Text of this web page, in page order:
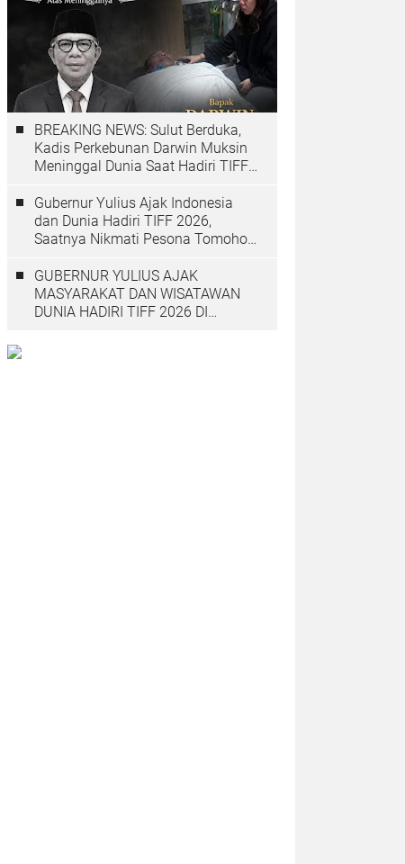
BREAKING NEWS: Sulut Berduka,
Kadis Perkebunan Darwin Muksin
Meninggal Dunia Saat Hadiri TIFF
Gubernur Yulius Ajak Indonesia
dan Dunia Hadiri TIFF 2026,
Saatnya Nikmati Pesona Tomohon
GUBERNUR YULIUS AJAK
MASYARAKAT DAN WISATAWAN
DUNIA HADIRI TIFF 2026 DI